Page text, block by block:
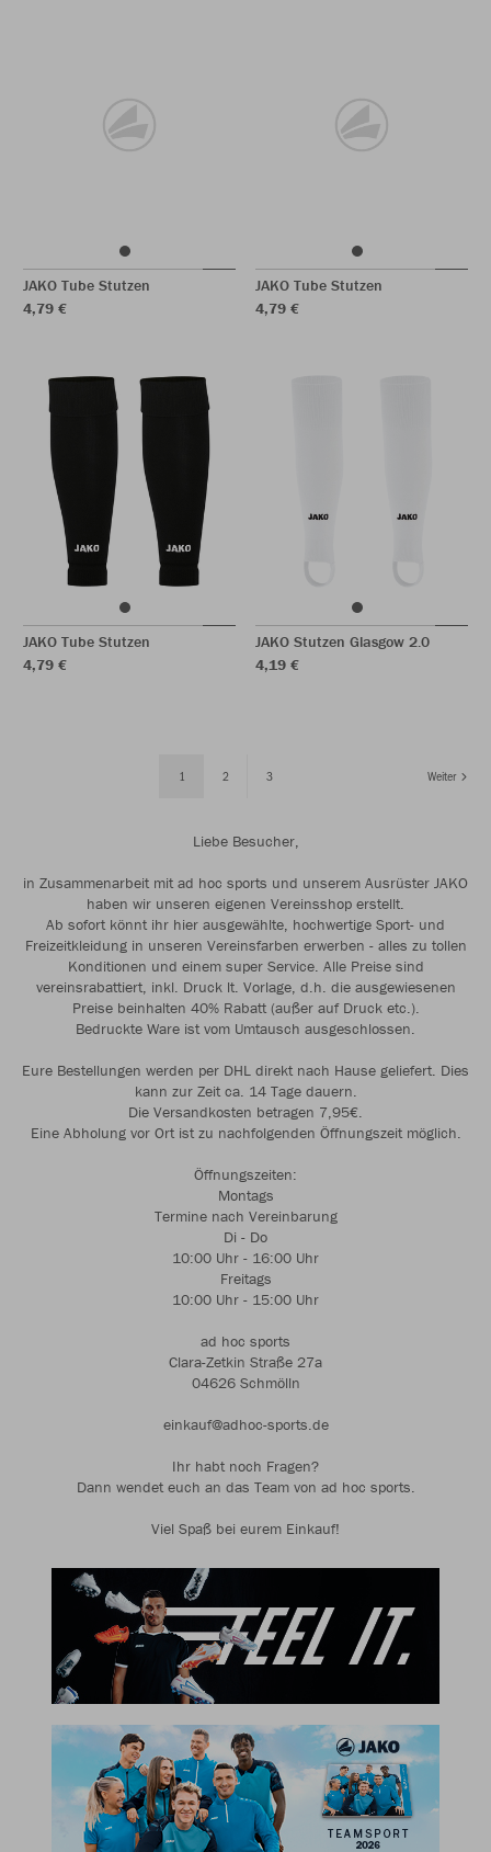
JAKO Tube Stutzen
4,79 €
JAKO Tube Stutzen
4,79 €
JAKO Tube Stutzen
4,79 €
JAKO Stutzen Glasgow 2.0
4,19 €
1 2 3 Weiter
Liebe Besucher,
in Zusammenarbeit mit ad hoc sports und unserem Ausrüster JAKO
haben wir unseren eigenen Vereinsshop erstellt.
Ab sofort könnt ihr hier ausgewählte, hochwertige Sport- und
Freizeitkleidung in unseren Vereinsfarben erwerben - alles zu tollen
Konditionen und einem super Service. Alle Preise sind
vereinsrabattiert, inkl. Druck lt. Vorlage, d.h. die ausgewiesenen
Preise beinhalten 40% Rabatt (außer auf Druck etc.).
Bedruckte Ware ist vom Umtausch ausgeschlossen.
Eure Bestellungen werden per DHL direkt nach Hause geliefert. Dies
kann zur Zeit ca. 14 Tage dauern.
Die Versandkosten betragen 7,95€.
Eine Abholung vor Ort ist zu nachfolgenden Öffnungszeit möglich.
Öffnungszeiten:
Montags
Termine nach Vereinbarung
Di - Do
10:00 Uhr - 16:00 Uhr
Freitags
10:00 Uhr - 15:00 Uhr
ad hoc sports
Clara-Zetkin Straße 27a
04626 Schmölln
einkauf@adhoc-sports.de
Ihr habt noch Fragen?
Dann wendet euch an das Team von ad hoc sports.
Viel Spaß bei eurem Einkauf!